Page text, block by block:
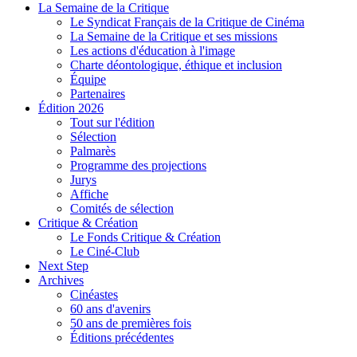
La Semaine de la Critique
Le Syndicat Français de la Critique de Cinéma
La Semaine de la Critique et ses missions
Les actions d'éducation à l'image
Charte déontologique, éthique et inclusion
Équipe
Partenaires
Édition 2026
Tout sur l'édition
Sélection
Palmarès
Programme des projections
Jurys
Affiche
Comités de sélection
Critique & Création
Le Fonds Critique & Création
Le Ciné-Club
Next Step
Archives
Cinéastes
60 ans d'avenirs
50 ans de premières fois
Éditions précédentes